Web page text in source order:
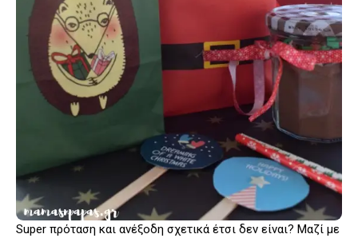
Super πρόταση και ανέξοδη σχετικά έτσι δεν είναι? Μαζί με